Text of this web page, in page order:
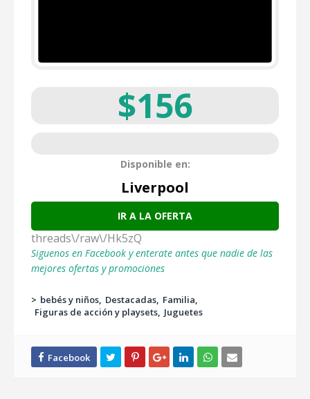
$156
Disponible en:
Liverpool
IR A LA OFERTA
threads\/raw\/Hk5zQ
Siguenos en Facebook y enterate antes que nadie de las
mejores ofertas y promociones
> bebés y niños Destacadas Familia
Figuras de acción y playsets Juguetes